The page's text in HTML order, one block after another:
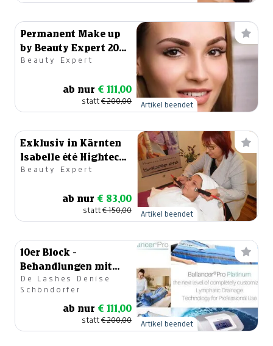
Permanent Make up
by Beauty Expert 200
€ Gutschein
Beauty Expert
ab nur € 111,00
statt€ 200,00 Artikel beendet
Exklusiv in Kärnten
Isabelle été Hightech
Methode!
Beauty Expert
ab nur € 83,00
statt€ 150,00 Artikel beendet
10er Block -
Behandlungen mit
dem Ballancer®
Platinum
De Lashes Denise
Schöndorfer
ab nur € 111,00
statt€ 200,00 Artikel beendet